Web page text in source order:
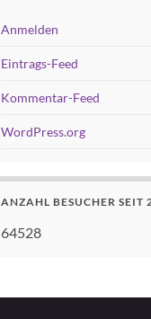
Anmelden
Eintrags-Feed
Kommentar-Feed
WordPress.org
ANZAHL BESUCHER SEIT
64528